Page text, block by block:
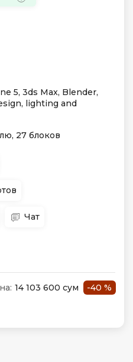
5, 3ds Max, Blender,
lighting and
27 блоков
Чат
14 103 600 сум
-40 %